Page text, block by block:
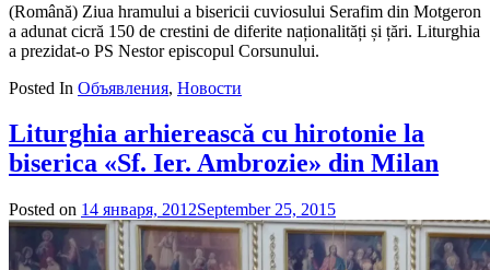
(Română) Ziua hramului a bisericii cuviosului Serafim din Motgeron
a adunat cicră 150 de crestini de diferite naționalități și țări. Liturghia
a prezidat-o PS Nestor episcopul Corsunului.
Posted In Объявления, Новости
Liturghia arhierească cu hirotonie la
biserica «Sf. Ier. Ambrozie» din Milan
Posted on 14 января, 2012September 25, 2015
admin